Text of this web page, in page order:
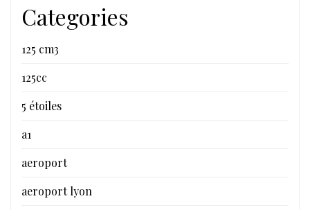
Categories
125 cm3
125cc
5 étoiles
a1
aeroport
aeroport lyon